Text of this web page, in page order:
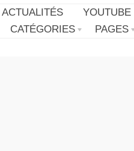
ACTUALITÉS YOUTUBE
CATÉGORIES PAGES